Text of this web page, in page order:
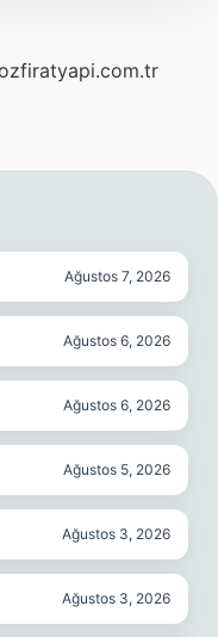
Ağustos 7, 2026
Ağustos 6, 2026
Ağustos 6, 2026
Ağustos 5, 2026
Ağustos 3, 2026
Ağustos 3, 2026